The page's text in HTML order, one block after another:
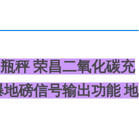
秤 荣昌二氧化碳充
磅信号输出功能 地